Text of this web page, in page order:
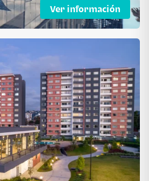
Ver información